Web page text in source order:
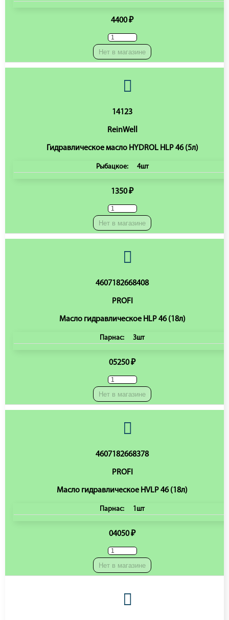
4400 ₽
Нет в магазине
14123
ReinWell
Гидравлическое масло HYDROL HLP 46 (5л)
Рыбацкое: 4шт
1350 ₽
Нет в магазине
4607182668408
PROFI
Масло гидравлическое HLP 46 (18л)
Парнас: 3шт
05250 ₽
Нет в магазине
4607182668378
PROFI
Масло гидравлическое HVLP 46 (18л)
Парнас: 1шт
04050 ₽
Нет в магазине